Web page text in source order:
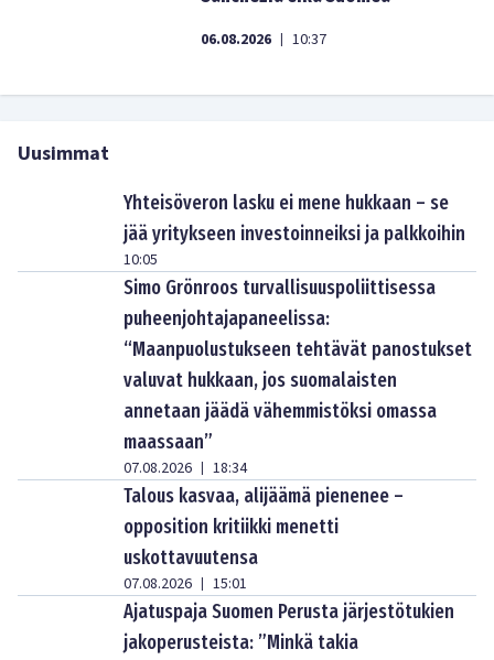
06.08.2026 | 10:37
Uusimmat
Yhteisöveron lasku ei mene hukkaan – se
jää yritykseen investoinneiksi ja palkkoihin
10:05
Simo Grönroos turvallisuuspoliittisessa
puheenjohtajapaneelissa:
“Maanpuolustukseen tehtävät panostukset
valuvat hukkaan, jos suomalaisten
annetaan jäädä vähemmistöksi omassa
maassaan”
07.08.2026 | 18:34
Talous kasvaa, alijäämä pienenee –
opposition kritiikki menetti
uskottavuutensa
07.08.2026 | 15:01
Ajatuspaja Suomen Perusta järjestötukien
jakoperusteista: ”Minkä takia